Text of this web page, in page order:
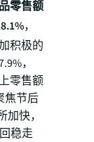
零售额
，
积极的
，
零售额
焦节后
快，
稳走